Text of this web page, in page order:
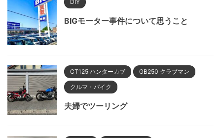
DIY
BIGモーター事件について思うこと
CT125 ハンターカブ GB250 クラブマン
クルマ・バイク
夫婦でツーリング